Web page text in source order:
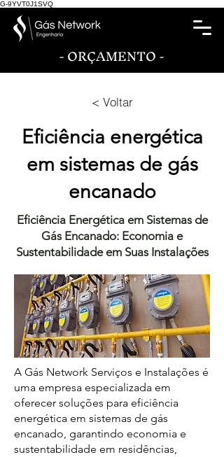
G-9YVT0J1SVQ
- ORÇAMENTO -
< Voltar
Eficiência energética
em sistemas de gás
encanado
Eficiência Energética em Sistemas de
Gás Encanado: Economia e
Sustentabilidade em Suas Instalações
A Gás Network Serviços e Instalações é
uma empresa especializada em
oferecer soluções para eficiência
energética em sistemas de gás
encanado, garantindo economia e
sustentabilidade em residências,